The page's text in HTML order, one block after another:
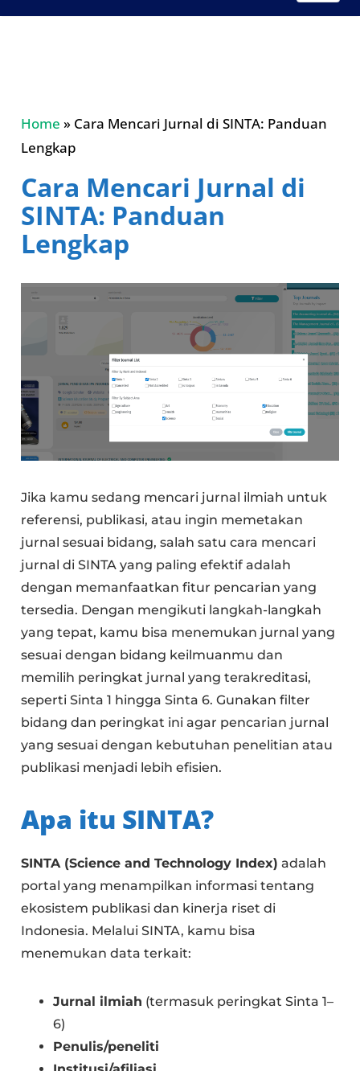
Home » Cara Mencari Jurnal di SINTA: Panduan
Lengkap
Cara Mencari Jurnal di
SINTA: Panduan
Lengkap
Jika kamu sedang mencari jurnal ilmiah untuk
referensi, publikasi, atau ingin memetakan
jurnal sesuai bidang, salah satu cara mencari
jurnal di SINTA yang paling efektif adalah
dengan memanfaatkan fitur pencarian yang
tersedia. Dengan mengikuti langkah-langkah
yang tepat, kamu bisa menemukan jurnal yang
sesuai dengan bidang keilmuanmu dan
memilih peringkat jurnal yang terakreditasi,
seperti Sinta 1 hingga Sinta 6. Gunakan filter
bidang dan peringkat ini agar pencarian jurnal
yang sesuai dengan kebutuhan penelitian atau
publikasi menjadi lebih efisien.
Apa itu SINTA?
SINTA (Science and Technology Index) adalah
portal yang menampilkan informasi tentang
ekosistem publikasi dan kinerja riset di
Indonesia. Melalui SINTA, kamu bisa
menemukan data terkait:
Jurnal ilmiah (termasuk peringkat Sinta 1–
6)
Penulis/peneliti